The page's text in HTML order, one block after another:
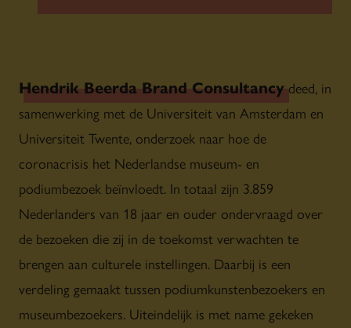
Hendrik Beerda Brand Consultancydeed, in
samenwerking met de Universiteit van Amsterdam en
Universiteit Twente, onderzoek naar hoe de
coronacrisis het Nederlandse museum- en
podiumbezoek beïnvloedt. In totaal zijn 3.859
Nederlanders van 18 jaar en ouder ondervraagd over
de bezoeken die zij in de toekomst verwachten te
brengen aan culturele instellingen. Daarbij is een
verdeling gemaakt tussen podiumkunstenbezoekers en
museumbezoekers. Uiteindelijk is met name gekeken